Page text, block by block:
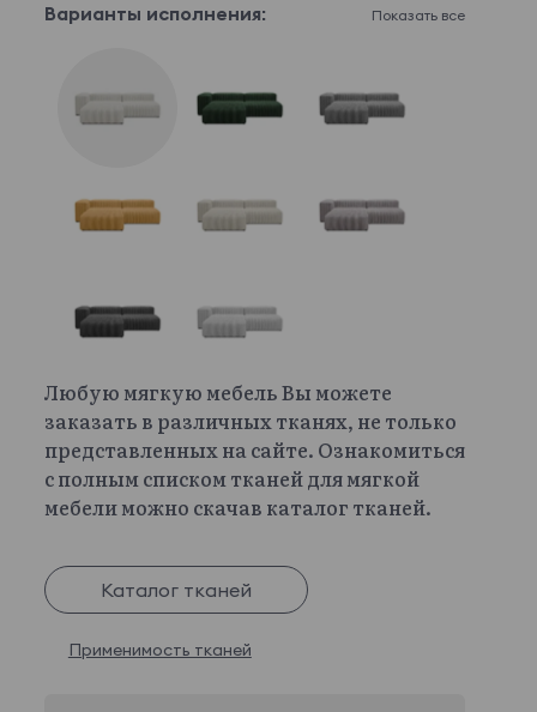
Варианты исполнения: Показать все
Любую мягкую мебель Вы можете
заказать в различных тканях, не только
представленных на сайте. Ознакомиться
с полным списком тканей для мягкой
мебели можно скачав каталог тканей.
Каталог тканей
Применимость тканей